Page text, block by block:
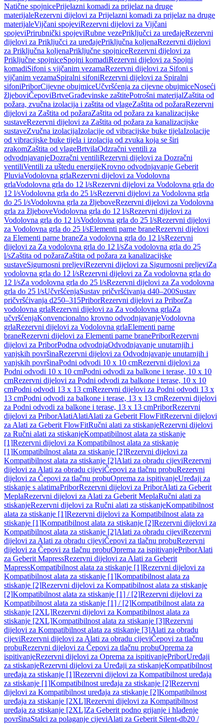
Natične spojnicePrijelazni komadi za prijelaz na druge
materijaleRezervni dijelovi za Prijelazni komadi za prijelaz na druge
materijaleVijčani spojeviRezervni dijelovi za Vijčani
spojeviPrirubnički spojeviRubne vezePriključci za uređajeRezervni
dijelovi za Priključci za uređajePriključna koljenaRezervni dijelovi
za Priključna koljenaPriključne spojniceRezervni dijelovi za
Priključne spojniceSpojni komadiRezervni dijelovi za Spojni
komadiSifoni s vijčanim vezamaRezervni dijelovi za Sifoni s
vijčanim vezamaSpiralni sifoniRezervni dijelovi za Spiralni
sifoniPriborCijevne obujmiceUčvršćenja za cijevne obujmiceNoseći
žljeboviČepoviBrtveGrađevinske zaštitePotrošni materijalZaštita od
požara, zvučna izolacija i zaštita od vlageZaštita od požaraRezervni
dijelovi za Zaštita od požaraZaštita od požara za kanalizacijske
sustaveRezervni dijelovi za Zaštita od požara za kanalizacijske
sustaveZvučna izolacijaIzolacije od vibracijske buke tijelaIzolacije
od vibracijske buke tijela i izolacija od zvuka koja se širi
zrakomZaštita od vlageBrtvilaOdzračni ventili za
odvodnjavanjeDozračni ventiliRezervni dijelovi za Dozračni
ventiliVentili za uštedu energijeKrovno odvodnjavanje Geberit
PluviaVodolovna grlaRezervni dijelovi za Vodolovna
grlaVodolovna grla do 12 l/sRezervni dijelovi za Vodolovna grla do
12 l/sVodolovna grla do 25 l/sRezervni dijelovi za Vodolovna grla
do 25 l/sVodolovna grla za žljeboveRezervni dijelovi za Vodolovna
grla za žljeboveVodolovna grla do 12 l/sRezervni dijelovi za
Vodolovna grla do 12 l/sVodolovna grla do 25 l/sRezervni dijelovi
za Vodolovna grla do 25 l/sElementi parne braneRezervni dijelovi
za Elementi parne braneZa vodolovna grla do 12 l/sRezervni
dijelovi za Za vodolovna grla do 12 l/sZa vodolovna grla do 25
l/sZaštita od požaraZaštita od požara za kanalizacijske
sustaveSigurnosni preljeviRezervni dijelovi za Sigurnosni preljeviZa
vodolovna grla do 12 l/sRezervni dijelovi za Za vodolovna grla do
12 l/sZa vodolovna grla do 25 l/sRezervni dijelovi za Za vodolovna
grla do 25 l/sUčvršćenjaSustav pričvršćivanja d40–200Sustav
pričvršćivanja d250–315PriborRezervni dijelovi za PriborZa
vodolovna grlaRezervni dijelovi za Za vodolovna grlaZa
učvršćenjaKonvencionalno krovno odvodnjavanjeVodolovna
grlaRezervni dijelovi za Vodolovna grlaElementi parne
braneRezervni dijelovi za Elementi parne branePriborRezervni
dijelovi za PriborPodna odvodnjaOdvodnjavanje unutarnjih i
vanjskih površinaRezervni dijelovi za Odvodnjavanje unutarnjih i
vanjskih površinaPodni odvodi 10 x 10 cmRezervni dijelovi za
Podni odvodi 10 x 10 cmPodni odvodi za balkone i terase, 10 x 10
cmRezervni dijelovi za Podni odvodi za balkone i terase, 10 x 10
cmPodni odvodi 13 x 13 cmRezervni dijelovi za Podni odvodi 13 x
13 cmPodni odvodi za balkone i terase, 13 x 13 cmRezervni dijelovi
za Podni odvodi za balkone i terase, 13 x 13 cmPriborRezervni
dijelovi za PriborAlatiAlatiAlati za Geberit FlowFitRezervni dijelovi
za Alati za Geberit FlowFitRučni alati za stiskanjeRezervni dijelovi
za Ručni alati za stiskanjeKompatibilnost alata za stiskanje
[1]Rezervni dijelovi za Kompatibilnost alata za stiskanje
[1]Kompatibilnost alata za stiskanje [2]Rezervni dijelovi za
Kompatibilnost alata za stiskanje [2]Alati za obradu cijeviRezervni
dijelovi za Alati za obradu cijeviČepovi za tlačnu probuRezervni
dijelovi za Čepovi za tlačnu probuOprema za ispitivanjeUređaji za
stiskanje s alatimaPriborRezervni dijelovi za PriborAlati za Geberit
MeplaRezervni dijelovi za Alati za Geberit MeplaRučni alati za
stiskanjeRezervni dijelovi za Ručni alati za stiskanjeKompatibilnost
alata za stiskanje [1]Rezervni dijelovi za Kompatibilnost alata za
stiskanje [1]Kompatibilnost alata za stiskanje [2]Rezervni dijelovi za
Kompatibilnost alata za stiskanje [2]Alati za obradu cijeviRezervni
dijelovi za Alati za obradu cijeviČepovi za tlačnu probuRezervni
dijelovi za Čepovi za tlačnu probuOprema za ispitivanjePriborAlati
za Geberit MapressRezervni dijelovi za Alati za Geberit
MapressKompatibilnost alata za stiskanje [1]Rezervni dijelovi za
Kompatibilnost alata za stiskanje [1]Kompatibilnost alata za
stiskanje [2]Rezervni dijelovi za Kompatibilnost alata za stiskanje
[2]Kompatibilnost alata za stiskanje [1] / [2]Rezervni dijelovi za
Kompatibilnost alata za stiskanje [1] / [2]Kompatibilnost alata za
stiskanje [2XL]Rezervni dijelovi za Kompatibilnost alata za
stiskanje [2XL]Kompatibilnost alata za stiskanje [3]Rezervni
dijelovi za Kompatibilnost alata za stiskanje [3]Alati za obradu
cijeviRezervni dijelovi za Alati za obradu cijeviČepovi za tlačnu
probuRezervni dijelovi za Čepovi za tlačnu probuOprema za
ispitivanjeRezervni dijelovi za Oprema za ispitivanjePriborUređaji
za stiskanjeRezervni dijelovi za Uređaji za stiskanjeKompatibilnost
uređaja za stiskanje [1]Rezervni dijelovi za Kompatibilnost uređaja
za stiskanje [1]Kompatibilnost uređaja za stiskanje [2]Rezervni
dijelovi za Kompatibilnost uređaja za stiskanje [2]Kompatibilnost
uređaja za stiskanje [2XL]Rezervni dijelovi za Kompatibilnost
uređaja za stiskanje [2XL]Za Geberit podno grijanje i hlađenje
površinaStalci za polaganje cijeviAlati za Geberit Silent-db20 /